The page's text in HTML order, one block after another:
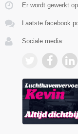
Er wordt gewerkt
Laatste facebook
Sociale media: